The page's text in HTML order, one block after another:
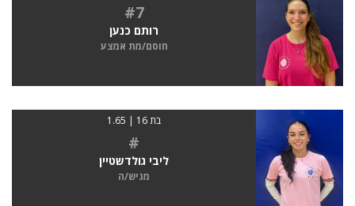
#7
רותם כנען
חוסם/מת אמצע
בת 16 | 1.65
#
ליבי גולדשטיין
מגיש/ה